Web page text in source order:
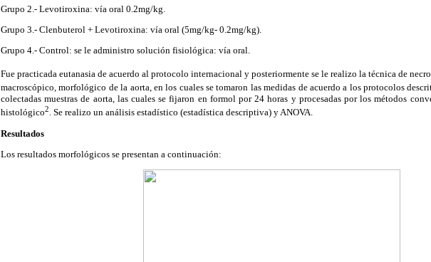
Grupo 2.- Levotiroxina: vía oral 0.2mg/kg.
Grupo 3.- Clenbuterol + Levotiroxina: vía oral (5mg/kg- 0.2mg/kg).
Grupo 4.- Control: se le administro solución fisiológica: vía oral.
Fue practicada eutanasia de acuerdo al protocolo internacional y posteriormente se le realizo la técnica de
macroscópico, morfológico de la aorta, en los cuales se tomaron las medidas de acuerdo a los protocolos
colectadas muestras de aorta, las cuales se fijaron en formol por 24 horas y procesadas por los métodos
histológico2. Se realizo un análisis estadístico (estadística descriptiva) y ANOVA.
Resultados
Los resultados morfológicos se presentan a continuación: